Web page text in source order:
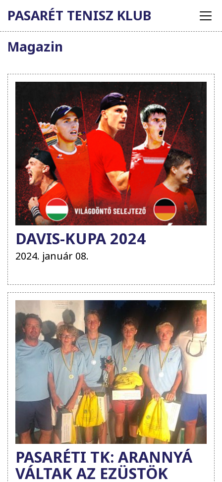
PASARÉT TENISZ KLUB
Magazin
DAVIS-KUPA 2024
2024. január 08.
PASARÉTI TK: ARANNYÁ
VÁLTAK AZ EZÜSTÖK